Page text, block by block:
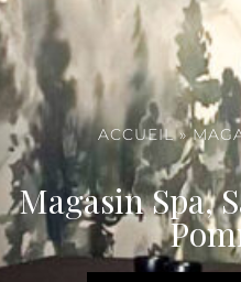
ACCUEIL»
Magasin Spa,